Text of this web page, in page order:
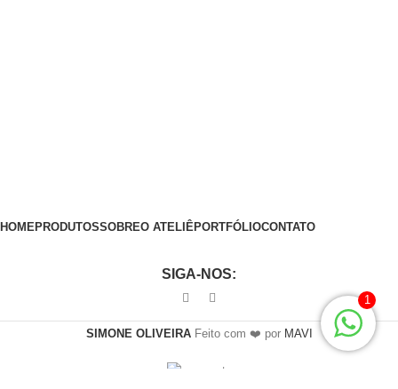
HOMEPRODUTOSSOBREO ATELIÊPORTFÓLIOCONTATO
SIGA-NOS:
SIMONE OLIVEIRA Feito com ❤️ por MAVI
1